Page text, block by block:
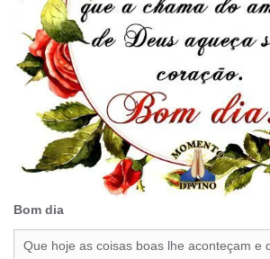
Bom dia
Que hoje as coisas boas lhe aconteçam e